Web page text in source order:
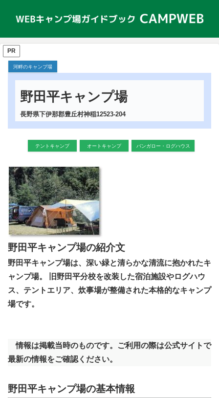
PR
河畔のキャンプ場
野田平キャンプ場
長野県下伊那郡豊丘村神稲12523-204
テントキャンプ オートキャンプ バンガロー・ログハウス
野田平キャンプ場の紹介文
野田平キャンプ場は、深い緑と清らかな清流に抱かれたキ
ャンプ場。 旧野田平分校を改装した宿泊施設やログハウ
ス、テントエリア、炊事場が整備された本格的なキャンプ
場です。
情報は掲載当時のものです。ご利用の際は公式サイトで
最新の情報をご確認ください。
野田平キャンプ場の基本情報